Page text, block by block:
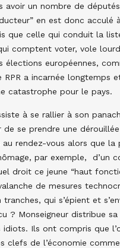
avoir un nombre de
en est donc acculé
que celle qui conduit la
comptent voter, vole
européennes,
a incarnée longtemps
catastrophe pour le pays.
à se rallier à son
se prendre une
rendez-vous alors que la
par exemple, d’un
droit ce jeune “haut
de mesures
qui s’épient et
? Monseigneur distribue sa
Ils ont compris que
de l’économie